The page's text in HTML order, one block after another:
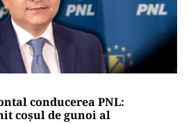
conducerea PNL:
coșul de gunoi al